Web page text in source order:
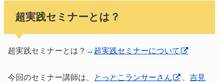
超実践セミナーとは？
超実践セミナーとは？→ 超実践セミナーについて
今回のセミナー講師は、 とっとこランサーさん 、吉見